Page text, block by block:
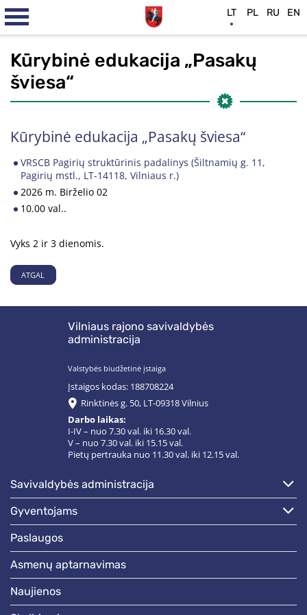
Kūrybinė edukacija „Pasakų
šviesa“
Kūrybinė edukacija „Pasakų šviesa“
VRSCB Pagirių struktūrinis padalinys (Šiltnamių g. 11,
Pagirių mstl., LT-14118, Vilniaus r.)
2026 m. Birželio 02
10.00 val..
Vyks 2 ir 3 dienomis.
ATGAL
Vilniaus rajono savivaldybės
administracija
Valstybės biudžetinė įstaiga
Įstaigos kodas: 188708224
Rinktinės g. 50, LT-09318 Vilnius
Darbo laikas:
I-IV – nuo 7.30 val. iki 16.30 val.
V – nuo 7.30 val. iki 15.15 val.
Pietų pertrauka nuo 11.30 val. iki 12.15 val.
savivaldybės administracija
gyventojams
paslaugos
asmenų aptarnavimas
naujienos
LT PL RU EN